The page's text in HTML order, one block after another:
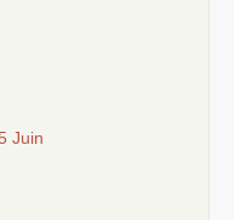
Juin